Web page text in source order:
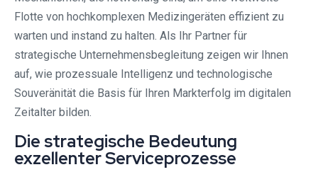
Flotte von hochkomplexen Medizingeräten effizient zu
warten und instand zu halten. Als Ihr Partner für
strategische Unternehmensbegleitung zeigen wir Ihnen
auf, wie prozessuale Intelligenz und technologische
Souveränität die Basis für Ihren Markterfolg im digitalen
Zeitalter bilden.
Die strategische Bedeutung
exzellenter Serviceprozesse